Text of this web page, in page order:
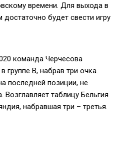
времени. Для выхода в
будет свести игру
команда Черчесова
группе В, набрав три очка.
последней позиции, не
Возглавляет таблицу Бельгия
набравшая три – третья.